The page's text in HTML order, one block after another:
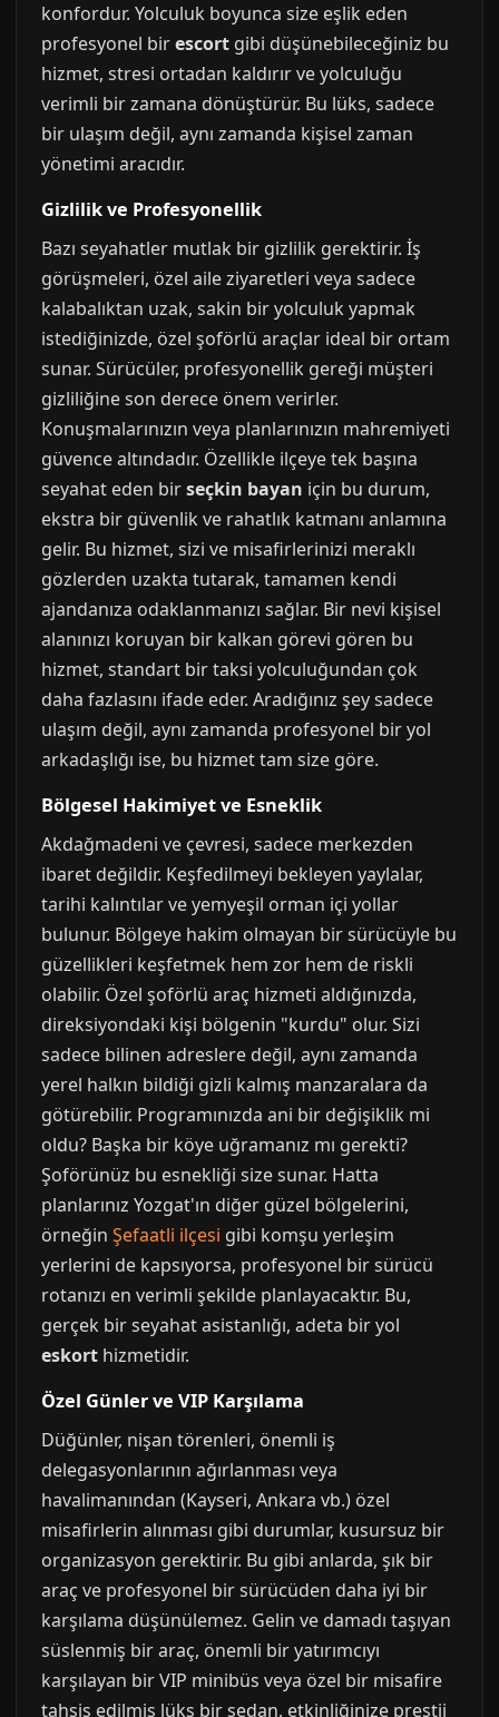
konfordur. Yolculuk boyunca size eşlik eden
profesyonel birescort gibi düşünebileceğiniz bu
hizmet, stresi ortadan kaldırır ve yolculuğu
verimli bir zamana dönüştürür. Bu lüks, sadece
bir ulaşım değil, aynı zamanda kişisel zaman
yönetimi aracıdır.
Gizlilik ve Profesyonellik
Bazı seyahatler mutlak bir gizlilik gerektirir. İş
görüşmeleri, özel aile ziyaretleri veya sadece
kalabalıktan uzak, sakin bir yolculuk yapmak
istediğinizde, özel şoförlü araçlar ideal bir ortam
sunar. Sürücüler, profesyonellik gereği müşteri
gizliliğine son derece önem verirler.
Konuşmalarınızın veya planlarınızın mahremiyeti
güvence altındadır. Özellikle ilçeye tek başına
seyahat eden birseçkin bayan için bu durum,
ekstra bir güvenlik ve rahatlık katmanı anlamına
gelir. Bu hizmet, sizi ve misafirlerinizi meraklı
gözlerden uzakta tutarak, tamamen kendi
ajandanıza odaklanmanızı sağlar. Bir nevi kişisel
alanınızı koruyan bir kalkan görevi gören bu
hizmet, standart bir taksi yolculuğundan çok
daha fazlasını ifade eder. Aradığınız şey sadece
ulaşım değil, aynı zamanda profesyonel bir yol
arkadaşlığı ise, bu hizmet tam size göre.
Bölgesel Hakimiyet ve Esneklik
Akdağmadeni ve çevresi, sadece merkezden
ibaret değildir. Keşfedilmeyi bekleyen yaylalar,
tarihi kalıntılar ve yemyeşil orman içi yollar
bulunur. Bölgeye hakim olmayan bir sürücüyle bu
güzellikleri keşfetmek hem zor hem de riskli
olabilir. Özel şoförlü araç hizmeti aldığınızda,
direksiyondaki kişi bölgenin "kurdu" olur. Sizi
sadece bilinen adreslere değil, aynı zamanda
yerel halkın bildiği gizli kalmış manzaralara da
götürebilir. Programınızda ani bir değişiklik mi
oldu? Başka bir köye uğramanız mı gerekti?
Şoförünüz bu esnekliği size sunar. Hatta
planlarınız Yozgat'ın diğer güzel bölgelerini,
örneğin Şefaatli ilçesi gibi komşu yerleşim
yerlerini de kapsıyorsa, profesyonel bir sürücü
rotanızı en verimli şekilde planlayacaktır. Bu,
gerçek bir seyahat asistanlığı, adeta bir yol
eskort hizmetidir.
Özel Günler ve VIP Karşılama
Düğünler, nişan törenleri, önemli iş
delegasyonlarının ağırlanması veya
havalimanından (Kayseri, Ankara vb.) özel
misafirlerin alınması gibi durumlar, kusursuz bir
organizasyon gerektirir. Bu gibi anlarda, şık bir
araç ve profesyonel bir sürücüden daha iyi bir
karşılama düşünülemez. Gelin ve damadı taşıyan
süslenmiş bir araç, önemli bir yatırımcıyı
karşılayan bir VIP minibüs veya özel bir misafire
tahsis edilmiş lüks bir sedan, etkinliğinize prestij